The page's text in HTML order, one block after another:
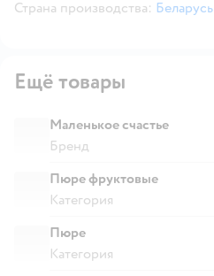
Страна производства: Беларусь
Ещё товары
Маленькое счастье
Бренд
Пюре фруктовые
Категория
Пюре
Категория